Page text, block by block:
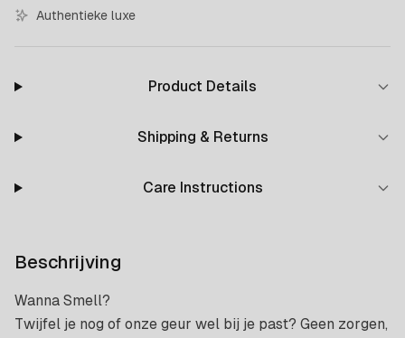
Authentieke luxe
Product Details
Shipping & Returns
Care Instructions
Beschrijving
Wanna Smell?
Twijfel je nog of onze geur wel bij je past? Geen zorgen,